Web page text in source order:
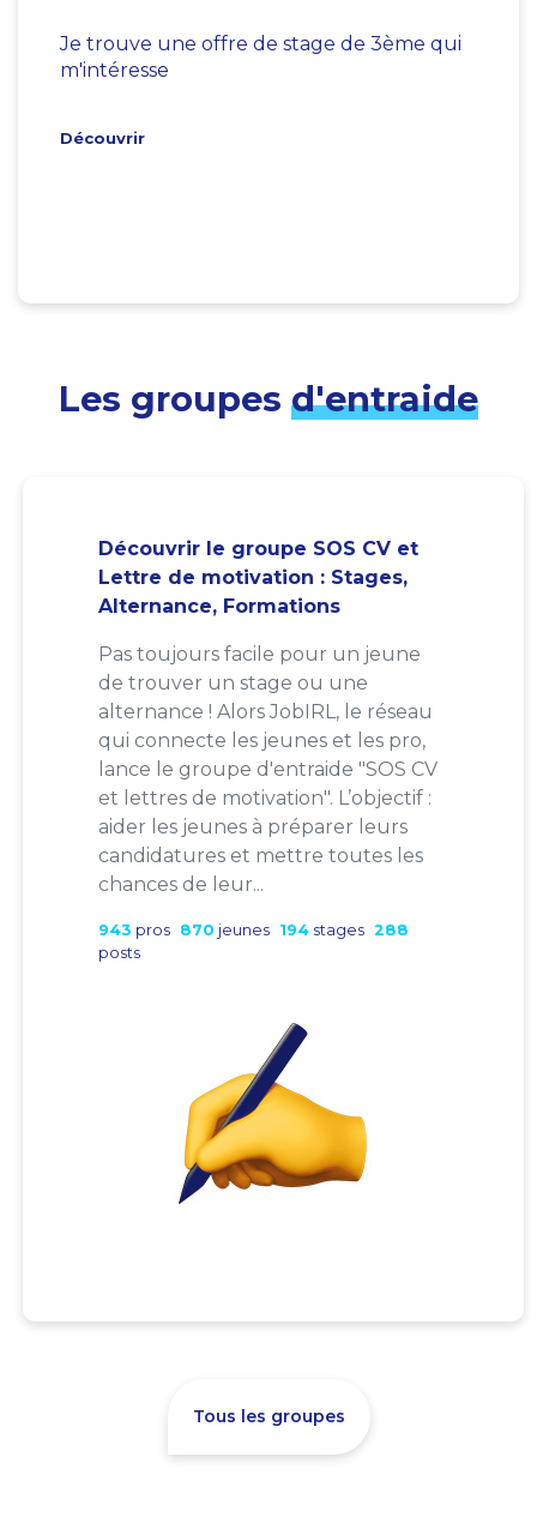
Je trouve une offre de stage de 3ème qui
m'intéresse
Découvrir
Les groupes d'entraide
Découvrir le groupe SOS CV et
Lettre de motivation : Stages,
Alternance, Formations
Pas toujours facile pour un jeune
de trouver un stage ou une
alternance ! Alors JobIRL, le réseau
qui connecte les jeunes et les pro,
lance le groupe d'entraide "SOS CV
et lettres de motivation". L’objectif :
aider les jeunes à préparer leurs
candidatures et mettre toutes les
chances de leur...
943 pros 870 jeunes 194 stages 288
posts
Tous les groupes